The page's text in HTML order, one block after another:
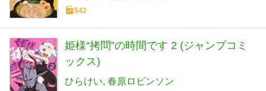
542
姫様“拷問”の時間です 2 (ジャンプコミ
ックス)
ひらけい 春原ロビンソン